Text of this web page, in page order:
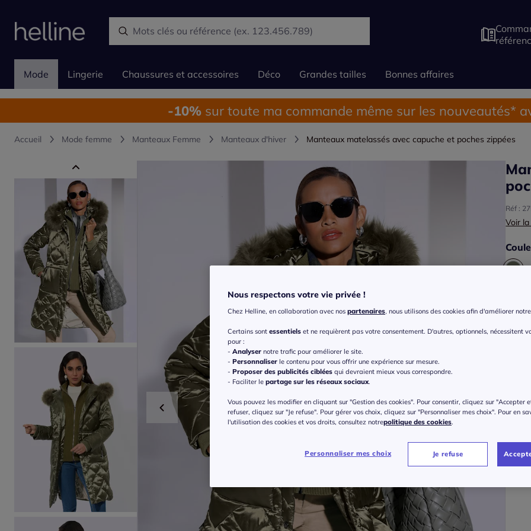
Mode Lingerie Chaussures et accessoires Déco Grandes tailles Bonnes affaires
-10% sur toute ma commande même sur les nouveautés*
Accueil Mode femme Manteaux Femme Manteaux d'hiver Manteaux matelassés avec capuche et poches zippées
Réf :
Voir
42
44
ou 3
Nous respectons votre vie privée !
Chez Helline, en collaboration avec nos partenaires, nous utilisons des cookies afin d'améliorer
Certains sont essentiels et ne requièrent pas votre consentement. D'autres, optionnels, nécessitent
pour :
- Analyser notre trafic pour améliorer le site.
- Personnaliser le contenu pour vous offrir une expérience sur mesure.
- Proposer des publicités ciblées qui devraient mieux vous correspondre.
- Faciliter le partage sur les réseaux sociaux.
Vous pouvez les modifier en cliquant sur "Gestion des cookies". Pour consentir, cliquez sur "Accepter
refuser, cliquez sur "Je refuse". Pour gérer vos choix, cliquez sur "Personnaliser mes choix". Pour en
l'utilisation des cookies et vos droits, consultez notrepolitique des cookies.
Personnaliser mes choix Je refuse